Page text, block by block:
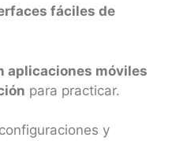
fáciles de
aplicaciones móviles
para practicar.
y